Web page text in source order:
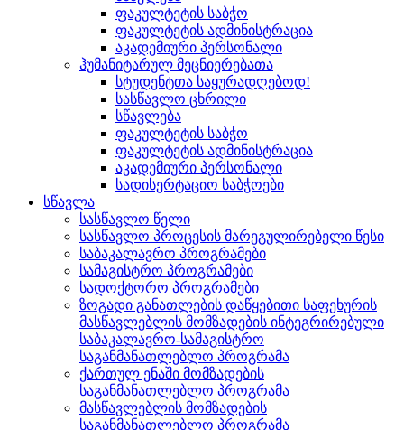
ფაკულტეტის საბჭო
ფაკულტეტის ადმინისტრაცია
აკადემიური პერსონალი
ჰუმანიტარულ მეცნიერებათა
სტუდენტთა საყურადღებოდ!
სასწავლო ცხრილი
სწავლება
ფაკულტეტის საბჭო
ფაკულტეტის ადმინისტრაცია
აკადემიური პერსონალი
სადისერტაციო საბჭოები
სწავლა
სასწავლო წელი
სასწავლო პროცესის მარეგულირებელი წესი
საბაკალავრო პროგრამები
სამაგისტრო პროგრამები
სადოქტორო პროგრამები
ზოგადი განათლების დაწყებითი საფეხურის
მასწავლებლის მომზადების ინტეგრირებული
საბაკალავრო-სამაგისტრო
საგანმანათლებლო პროგრამა
ქართულ ენაში მომზადების
საგანმანათლებლო პროგრამა
მასწავლებლის მომზადების
საგანმანათლებლო პროგრამა